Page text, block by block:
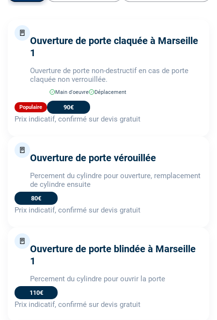
🚪
Ouverture de porte claquée à Marseille
1
Ouverture de porte non-destructif en cas de porte
claquée non verrouillée.
Main d'oeuvre Déplacement
Populaire 90€
Prix indicatif, confirmé sur devis gratuit
🚪
Ouverture de porte vérouillée
Percement du cylindre pour ouverture, remplacement
de cylindre ensuite
80€
Prix indicatif, confirmé sur devis gratuit
🚪
Ouverture de porte blindée à Marseille
1
Percement du cylindre pour ouvrir la porte
110€
Prix indicatif, confirmé sur devis gratuit